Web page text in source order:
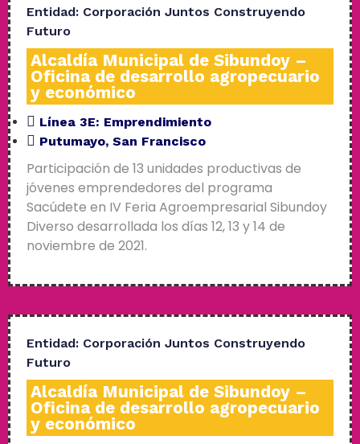
Entidad: Corporación Juntos Construyendo
Futuro
Alcaldía Municipal de Sibundoy –
Oficina de desarrollo agropecuario
y económico
Línea 3E: Emprendimiento
Putumayo, San Francisco
Participación de 13 unidades productivas de
jóvenes emprendedores del programa
Sacúdete en IV Feria Agroempresarial Sibundoy
Diverso desarrollada los días 12, 13 y 14 de
noviembre de 2021.
Entidad: Corporación Juntos Construyendo
Futuro
Alcaldía Municipal de Sibundoy –
Oficina de desarrollo agropecuario
y económico